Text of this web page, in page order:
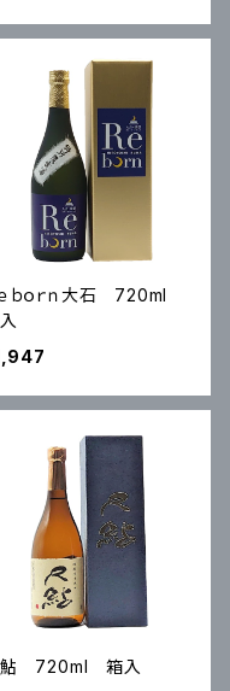
ｂｏｒｎ大石 720ml
鮎 720ml 箱入